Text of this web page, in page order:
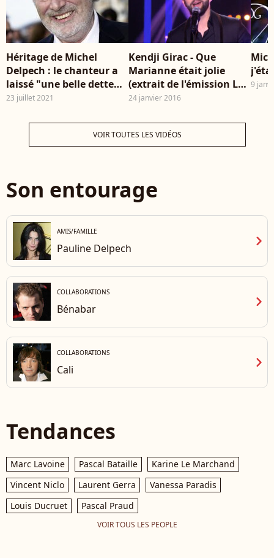
Héritage de Michel
Delpech : le chanteur a
laissé "une belle dette
fiscale" à sa veuve
23 juillet 2021
Kendji Girac - Que
Marianne était jolie
(extrait de l'émission Le
Grand Show du samedi
France 2.)
24 janvier 2016
9
VOIR TOUTES LES VIDÉOS
Son entourage
AMIS/FAMILLE
Pauline Delpech chevron_right
COLLABORATIONS
Bénabar chevron_right
COLLABORATIONS
Cali chevron_right
Tendances
Marc Lavoine Pascal Bataille
Karine Le Marchand
Vincent Niclo
Laurent Gerra
Vanessa Paradis
Louis Ducruet
Pascal Praud
VOIR TOUS LES PEOPLE